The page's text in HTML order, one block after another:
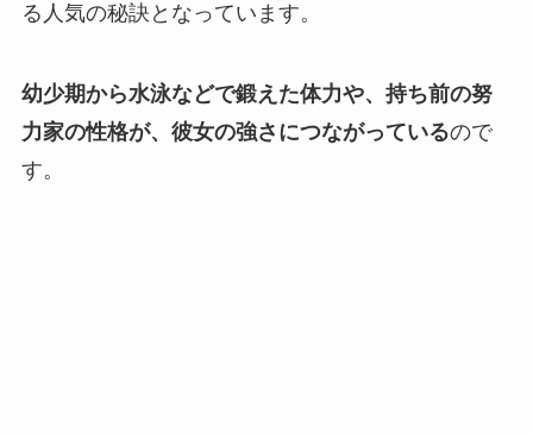
る人気の秘訣となっています。
幼少期から水泳などで鍛えた体力や、持ち前の努
力家の性格が、彼女の強さにつながっているので
す。